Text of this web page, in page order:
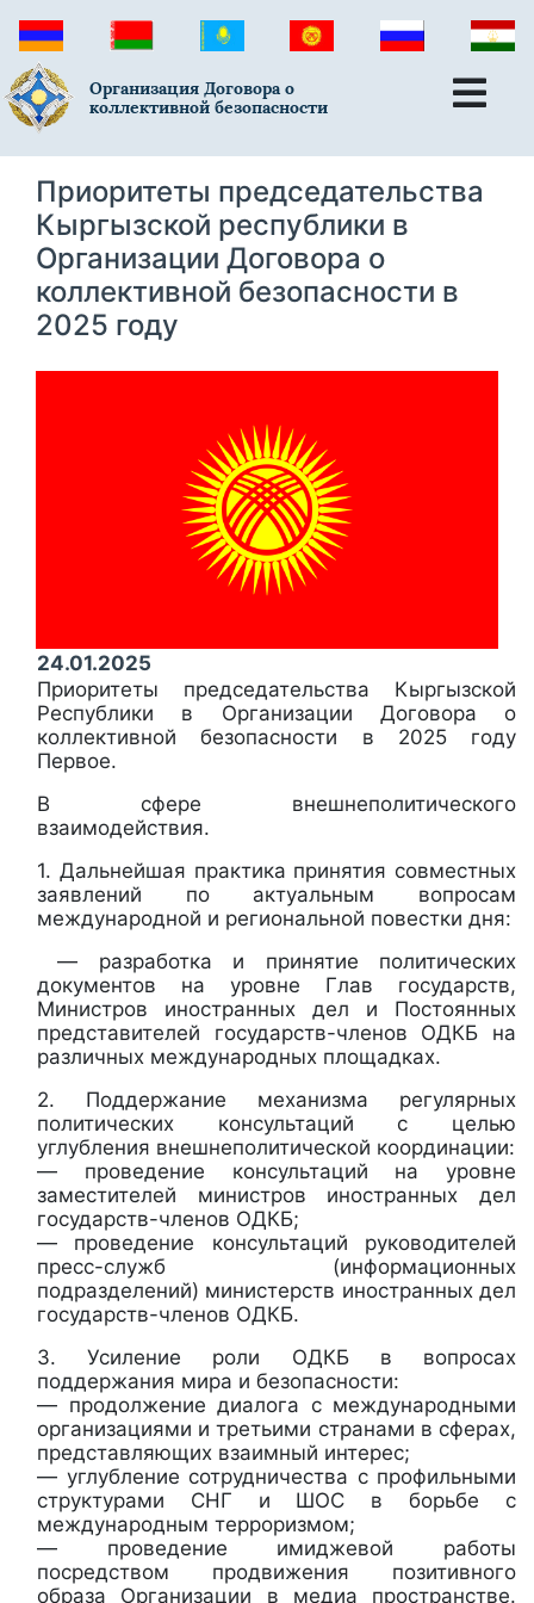
Организация Договора о
коллективной безопасности
Приоритеты председательства
Кыргызской республики в
Организации Договора о
коллективной безопасности в
2025 году
24.01.2025
Приоритеты председательства Кыргызской
Республики в Организации Договора о
коллективной безопасности в 2025 году
Первое.
В сфере внешнеполитического
взаимодействия.
1. Дальнейшая практика принятия совместных
заявлений по актуальным вопросам
международной и региональной повестки дня:
— разработка и принятие политических
документов на уровне Глав государств,
Министров иностранных дел и Постоянных
представителей государств-членов ОДКБ на
различных международных площадках.
2. Поддержание механизма регулярных
политических консультаций с целью
углубления внешнеполитической координации:
— проведение консультаций на уровне
заместителей министров иностранных дел
государств-членов ОДКБ;
— проведение консультаций руководителей
пресс-служб (информационных
подразделений) министерств иностранных дел
государств-членов ОДКБ.
3. Усиление роли ОДКБ в вопросах
поддержания мира и безопасности:
— продолжение диалога с международными
организациями и третьими странами в сферах,
представляющих взаимный интерес;
— углубление сотрудничества с профильными
структурами СНГ и ШОС в борьбе с
международным терроризмом;
— проведение имиджевой работы
посредством продвижения позитивного
образа Организации в медиа пространстве.